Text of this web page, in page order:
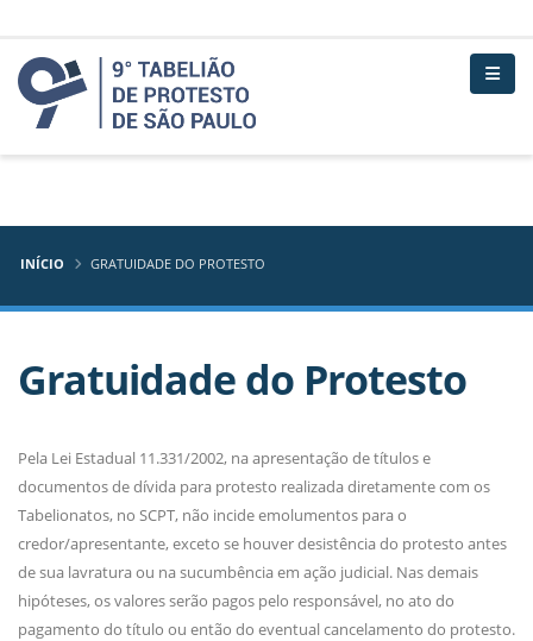
INÍCIO GRATUIDADE DO PROTESTO
Gratuidade do Protesto
Pela Lei Estadual 11.331/2002, na apresentação de títulos e
documentos de dívida para protesto realizada diretamente com os
Tabelionatos, no SCPT, não incide emolumentos para o
credor/apresentante, exceto se houver desistência do protesto antes
de sua lavratura ou na sucumbência em ação judicial. Nas demais
hipóteses, os valores serão pagos pelo responsável, no ato do
pagamento do título ou então do eventual cancelamento do protesto.